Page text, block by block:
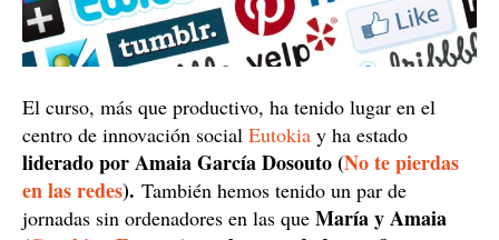
El curso, más que productivo, ha tenido lugar en el
centro de innovación social Eutokia y ha estado
liderado por Amaia García Dosouto (No te pierdas
en las redes). También hemos tenido un par de
jornadas sin ordenadores en las que María y Amaia